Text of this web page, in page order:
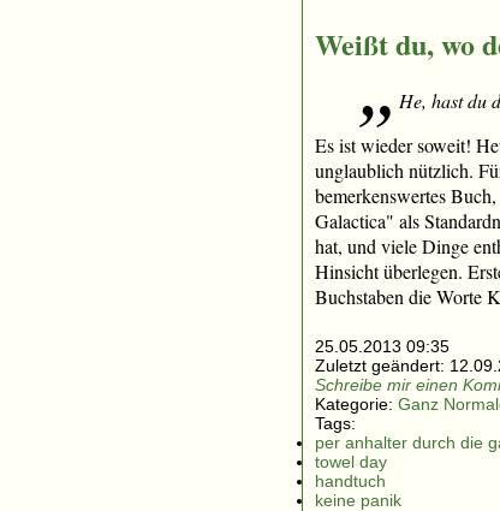
Weißt du, wo
He, hast du
Es ist wieder soweit!
unglaublich nützlich.
bemerkenswertes
Galactica" als
hat, und viele Dinge
Hinsicht überlegen.
Buchstaben die Worte
25.05.2013 09:35
Zuletzt geändert:
Schreibe mir einen
Kategorie: Ganz
Tags:
per anhalter durch die
towel day
handtuch
keine panik